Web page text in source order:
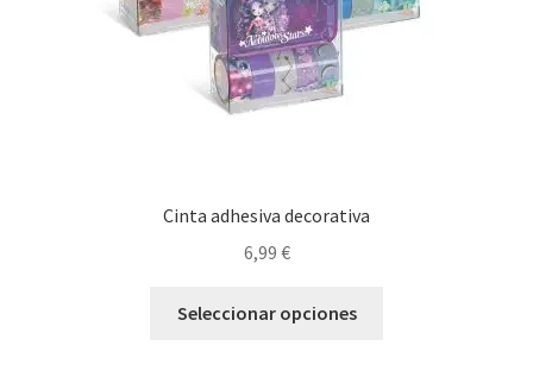
Cinta adhesiva decorativa
6,99 €
Seleccionar opciones